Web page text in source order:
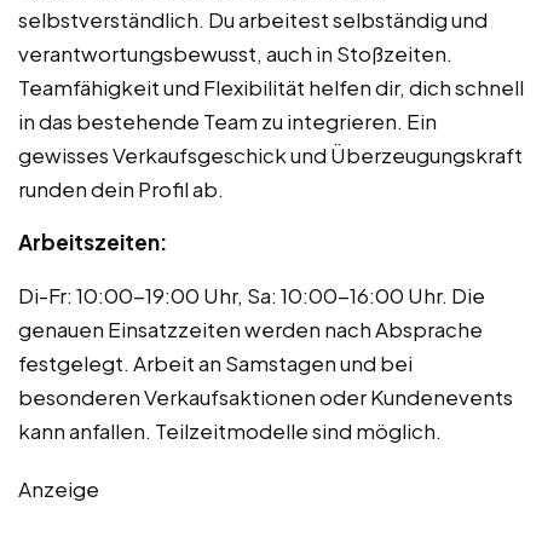
selbstverständlich. Du arbeitest selbständig und
verantwortungsbewusst, auch in Stoßzeiten.
Teamfähigkeit und Flexibilität helfen dir, dich schnell
in das bestehende Team zu integrieren. Ein
gewisses Verkaufsgeschick und Überzeugungskraft
runden dein Profil ab.
Arbeitszeiten:
Di-Fr: 10:00-19:00 Uhr, Sa: 10:00-16:00 Uhr. Die
genauen Einsatzzeiten werden nach Absprache
festgelegt. Arbeit an Samstagen und bei
besonderen Verkaufsaktionen oder Kundenevents
kann anfallen. Teilzeitmodelle sind möglich.
Anzeige